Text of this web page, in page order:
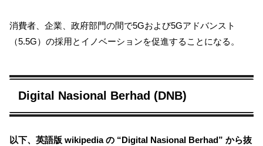
消費者、企業、政府部門の間で5Gおよび5Gアドバンスト
（5.5G）の採用とイノベーションを促進することになる。
Digital Nasional Berhad (DNB)
以下、英語版 wikipedia の “Digital Nasional Berhad” から抜